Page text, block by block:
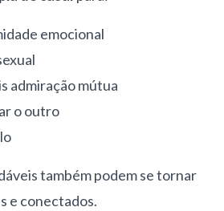
emocional
admiração mútua
o outro
também podem se tornar
e conectados.